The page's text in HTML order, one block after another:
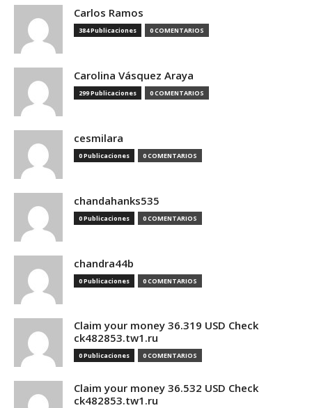
Carlos Ramos
384 Publicaciones 0 COMENTARIOS
Carolina Vásquez Araya
299 Publicaciones 0 COMENTARIOS
cesmilara
0 Publicaciones 0 COMENTARIOS
chandahanks535
0 Publicaciones 0 COMENTARIOS
chandra44b
0 Publicaciones 0 COMENTARIOS
Claim your money 36.319 USD Check
ck482853.tw1.ru
0 Publicaciones 0 COMENTARIOS
Claim your money 36.532 USD Check
ck482853.tw1.ru